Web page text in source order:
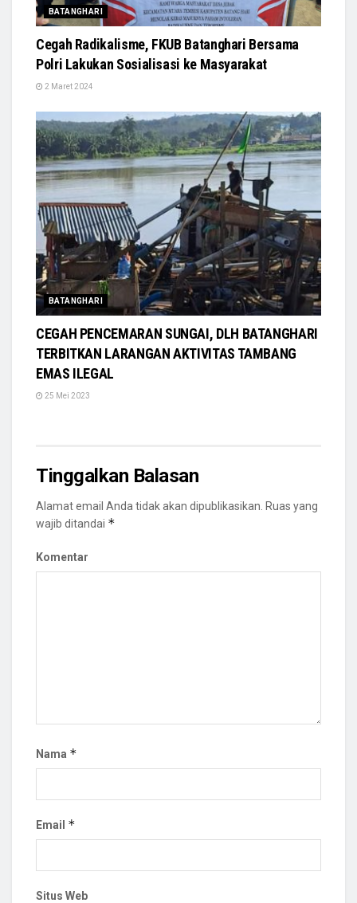
BATANGHARI
Cegah Radikalisme, FKUB Batanghari Bersama
Polri Lakukan Sosialisasi ke Masyarakat
2 Maret 2024
BATANGHARI
CEGAH PENCEMARAN SUNGAI, DLH BATANGHARI
TERBITKAN LARANGAN AKTIVITAS TAMBANG
EMAS ILEGAL
25 Mei 2023
Tinggalkan Balasan
Alamat email Anda tidak akan dipublikasikan. Ruas yang
wajib ditandai *
Komentar
Nama *
Email *
Situs Web